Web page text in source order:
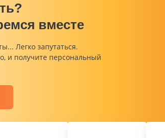
вместе
Легко запутаться.
и получите персональный